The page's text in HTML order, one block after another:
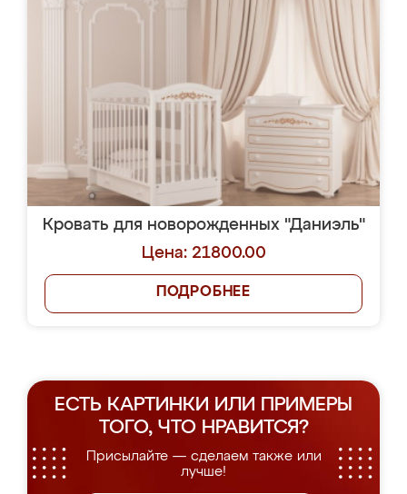
Кровать для новорожденных "Даниэль"
Цена: 21800.00
ПОДРОБНЕЕ
ЕСТЬ КАРТИНКИ ИЛИ ПРИМЕРЫ
ТОГО, ЧТО НРАВИТСЯ?
Присылайте — сделаем также или
лучше!